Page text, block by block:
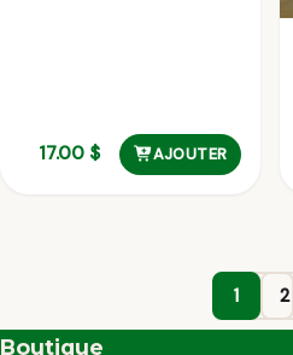
17.00 $ AJOUTER
1 2
Boutique